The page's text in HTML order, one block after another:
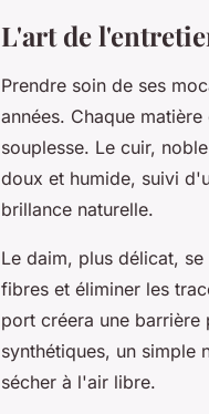
L'art de
Prendre soin de ses
années. Chaque
souplesse. Le cuir,
doux et humide, suivi
brillance naturelle.
Le daim, plus délicat,
fibres et éliminer les
port créera une
synthétiques, un simple
sécher à l'air libre.